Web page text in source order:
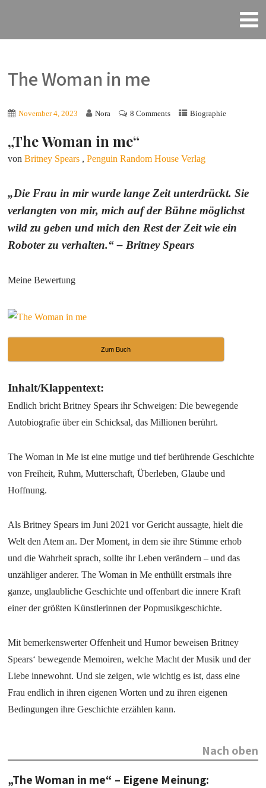
The Woman in me
November 4, 2023 Nora 8 Comments Biographie
„The Woman in me“
vonBritney Spears ,Penguin Random House Verlag
„Die Frau in mir wurde lange Zeit unterdrückt. Sie
verlangten von mir, mich auf der Bühne möglichst
wild zu geben und mich den Rest der Zeit wie ein
Roboter zu verhalten.“ – Britney Spears
Meine Bewertung
Zum Buch
Inhalt/Klappentext:
Endlich bricht Britney Spears ihr Schweigen: Die bewegende
Autobiografie über ein Schicksal, das Millionen berührt.
The Woman in Me ist eine mutige und tief berührende Geschichte
von Freiheit, Ruhm, Mutterschaft, Überleben, Glaube und
Hoffnung.
Als Britney Spears im Juni 2021 vor Gericht aussagte, hielt die
Welt den Atem an. Der Moment, in dem sie ihre Stimme erhob
und die Wahrheit sprach, sollte ihr Leben verändern – und das
unzähliger anderer. The Woman in Me enthüllt erstmals ihre
ganze, unglaubliche Geschichte und offenbart die innere Kraft
einer der größten Künstlerinnen der Popmusikgeschichte.
Mit bemerkenswerter Offenheit und Humor beweisen Britney
Spears‘ bewegende Memoiren, welche Macht der Musik und der
Liebe innewohnt. Und sie zeigen, wie wichtig es ist, dass eine
Frau endlich in ihren eigenen Worten und zu ihren eigenen
Bedingungen ihre Geschichte erzählen kann.
Nach oben
„The Woman in me“ – Eigene Meinung: